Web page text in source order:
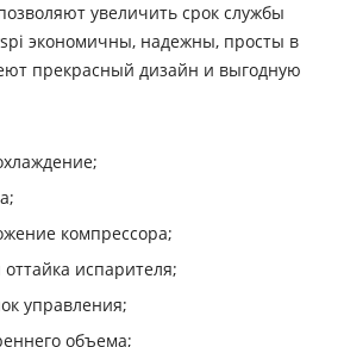
увеличить срок службы
экономичны, надежны, просты в
прекрасный дизайн и выгодную
компрессора;
испарителя;
управления;
объема;